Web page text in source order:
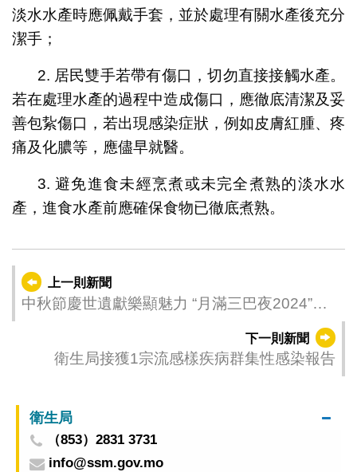
淡水水產時應佩戴手套，並於處理有關水產後充分
潔手；
2. 居民雙手若帶有傷口，切勿直接接觸水產。
若在處理水產的過程中造成傷口，應徹底清潔及妥
善包紥傷口，若出現感染症狀，例如皮膚紅腫、疼
痛及化膿等，應儘早就醫。
3. 避免進食未經烹煮或未完全煮熟的淡水水
產，進食水產前應確保食物已徹底煮熟。
上一則新聞
中秋節慶世遺獻樂顯魅力 “月滿三巴夜2024”圓
下一則新聞
衛生局接獲1宗流感樣疾病群集性感染報告
衛生局
（853）2831 3731
info@ssm.gov.mo